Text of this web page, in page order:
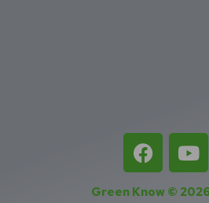
Green Know ©